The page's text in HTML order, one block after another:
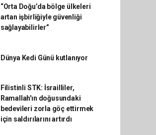
“Orta Doğu’da bölge ülkeleri
artan işbirliğiyle güvenliği
sağlayabilirler”
Dünya Kedi Günü kutlanıyor
Filistinli STK: İsrailliler,
Ramallah'ın doğusundaki
bedevileri zorla göç ettirmek
için saldırılarını artırdı